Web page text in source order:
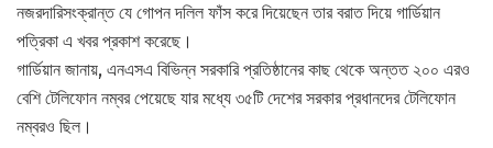
নজরদারিসংক্রান্ত যে গোপন দলিল ফাঁস করে দিয়েছেন তার বরাত দিয়ে গার্ডিয়ান
পত্রিকা এ খবর প্রকাশ করেছে।
গার্ডিয়ান জানায়, এনএসএ বিভিন্ন সরকারি প্রতিষ্ঠানের কাছ থেকে অন্তত ২০০ এরও
বেশি টেলিফোন নম্বর পেয়েছে যার মধ্যে ৩৫টি দেশের সরকার প্রধানদের টেলিফোন
নম্বরও ছিল।